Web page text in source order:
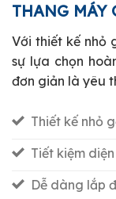
THANG
Với thiết kế nhỏ
sự lựa chọn
đơn giản là yêu
Thiết kế nhỏ
Tiết kiệm
Dễ dàng lắp